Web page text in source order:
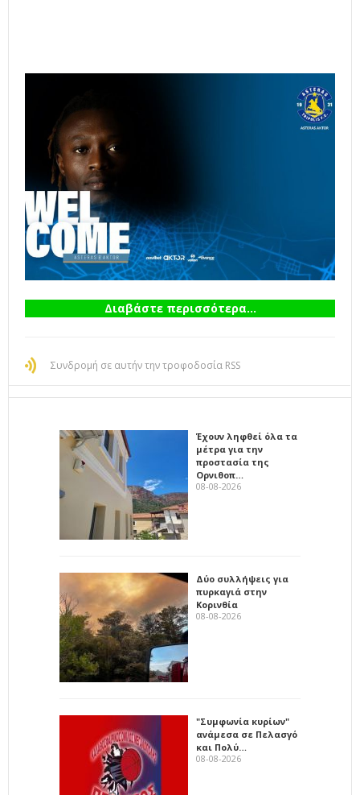
Διαβάστε περισσότερα...
Συνδρομή σε αυτήν την τροφοδοσία RSS
Έχουν ληφθεί όλα τα
μέτρα για την
προστασία της
Ορνιθοπ…
08-08-2026
Δύο συλλήψεις για
πυρκαγιά στην
Κορινθία
08-08-2026
"Συμφωνία κυρίων"
ανάμεσα σε Πελασγό
και Πολύ…
08-08-2026